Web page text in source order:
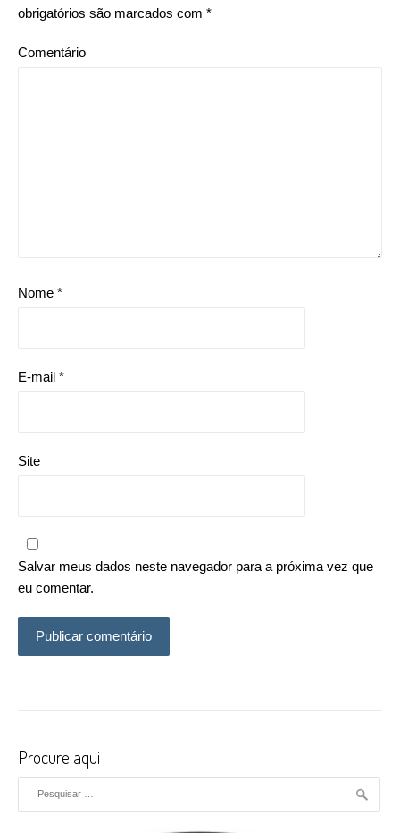
obrigatórios são marcados com *
Comentário
Nome *
E-mail *
Site
Salvar meus dados neste navegador para a próxima vez que
eu comentar.
Procure aqui